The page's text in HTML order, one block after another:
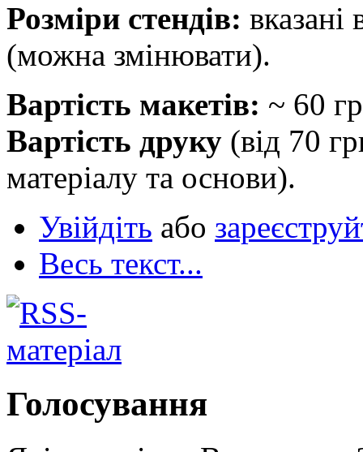
Розміри стендів:
(можна змінювати).
Вартість макетів: ~ 60
Вартість друку (від 70
матеріалу та основи).
Увійдіть або
Весь текст...
Голосування